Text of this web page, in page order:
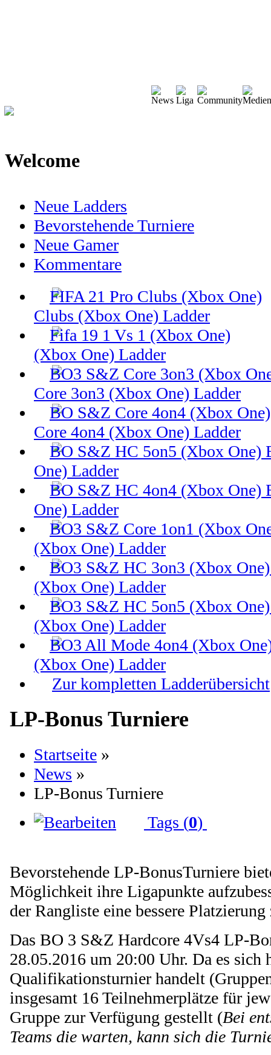
Welcome
Neue Ladders
Bevorstehende Turniere
Neue Gamer
Kommentare
Clubs (Xbox One) Ladder
(Xbox One) Ladder
Core 3on3 (Xbox One) Ladder
Core 4on4 (Xbox One) Ladder
One) Ladder
One) Ladder
(Xbox One) Ladder
(Xbox One) Ladder
(Xbox One) Ladder
(Xbox One) Ladder
Zur kompletten Ladderübersicht
LP-Bonus Turniere
Startseite »
News »
LP-Bonus Turniere
Tags (0)
Bevorstehende LP-BonusTurniere
Möglichkeit ihre Ligapunkte
der Rangliste eine bessere
Das BO 3 S&Z Hardcore 4Vs4 LP-
28.05.2016 um 20:00 Uhr. Da es sich
Qualifikationsturnier handelt
insgesamt 16 Teilnehmerplätze für
Gruppe zur Verfügung gestellt (Bei
Teams die warten, kann sich die